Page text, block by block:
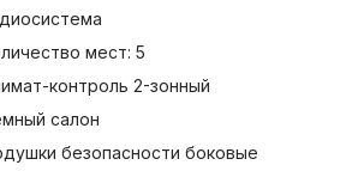
мест: 5
контроль 2-зонный
салон
безопасности боковые